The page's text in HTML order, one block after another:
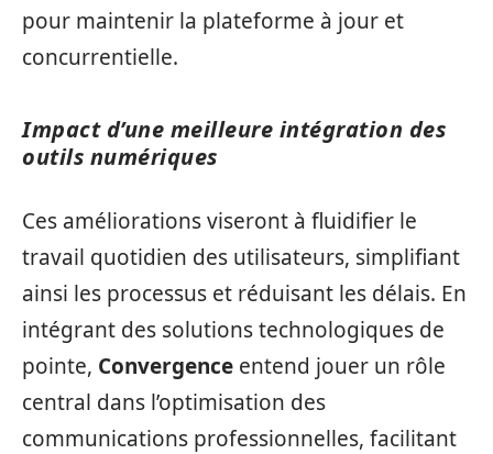
pour maintenir la plateforme à jour et
concurrentielle.
Impact d’une meilleure intégration des
outils numériques
Ces améliorations viseront à fluidifier le
travail quotidien des utilisateurs, simplifiant
ainsi les processus et réduisant les délais. En
intégrant des solutions technologiques de
pointe, Convergence entend jouer un rôle
central dans l’optimisation des
communications professionnelles, facilitant